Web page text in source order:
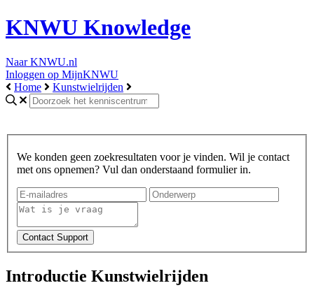
KNWU Knowledge
Naar KNWU.nl
Inloggen op MijnKNWU
Home
Kunstwielrijden
We konden geen zoekresultaten voor je vinden. Wil je contact
met ons opnemen? Vul dan onderstaand formulier in.
Introductie Kunstwielrijden